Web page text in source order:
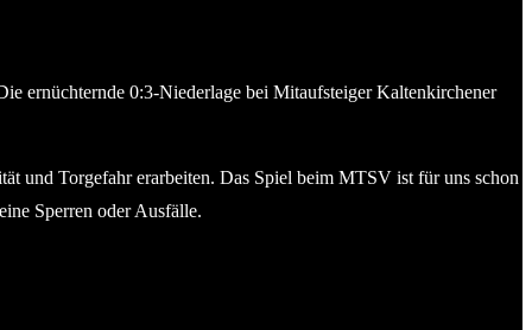
ernüchternde 0:3-Niederlage bei Mitaufsteiger Kaltenkirchener
und Torgefahr erarbeiten. Das Spiel beim MTSV ist für uns schon
Sperren oder Ausfälle.